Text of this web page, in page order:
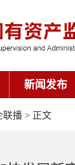
新闻发布
联播 > 正文